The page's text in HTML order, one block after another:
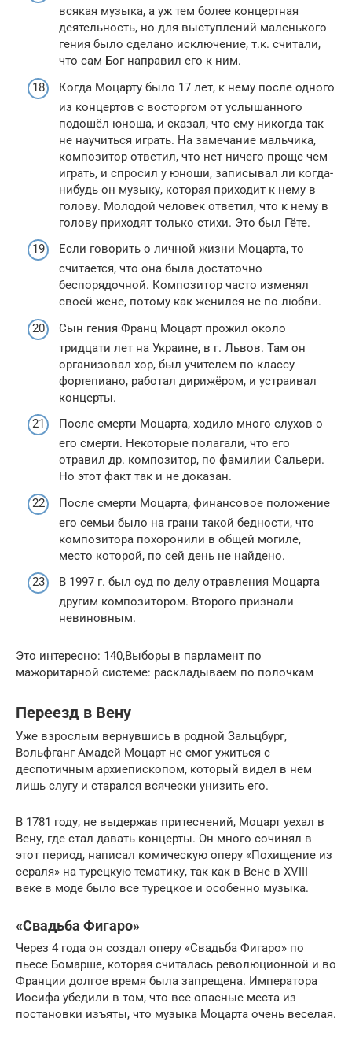
всякая музыка, а уж тем более концертная
деятельность, но для выступлений маленького
гения было сделано исключение, т.к. считали,
что сам Бог направил его к ним.
Когда Моцарту было 17 лет, к нему после одного
из концертов с восторгом от услышанного
подошёл юноша, и сказал, что ему никогда так
не научиться играть. На замечание мальчика,
композитор ответил, что нет ничего проще чем
играть, и спросил у юноши, записывал ли когда-
нибудь он музыку, которая приходит к нему в
голову. Молодой человек ответил, что к нему в
голову приходят только стихи. Это был Гёте.
Если говорить о личной жизни Моцарта, то
считается, что она была достаточно
беспорядочной. Композитор часто изменял
своей жене, потому как женился не по любви.
Сын гения Франц Моцарт прожил около
тридцати лет на Украине, в г. Львов. Там он
организовал хор, был учителем по классу
фортепиано, работал дирижёром, и устраивал
концерты.
После смерти Моцарта, ходило много слухов о
его смерти. Некоторые полагали, что его
отравил др. композитор, по фамилии Сальери.
Но этот факт так и не доказан.
После смерти Моцарта, финансовое положение
его семьи было на грани такой бедности, что
композитора похоронили в общей могиле,
место которой, по сей день не найдено.
В 1997 г. был суд по делу отравления Моцарта
другим композитором. Второго признали
невиновным.
Это интересно: 140,Выборы в парламент по
мажоритарной системе: раскладываем по полочкам
Переезд в Вену
Уже взрослым вернувшись в родной Зальцбург,
Вольфганг Амадей Моцарт не смог ужиться с
деспотичным архиепископом, который видел в нем
лишь слугу и старался всячески унизить его.
В 1781 году, не выдержав притеснений, Моцарт уехал в
Вену, где стал давать концерты. Он много сочинял в
этот период, написал комическую оперу «Похищение из
сераля» на турецкую тематику, так как в Вене в XVIII
веке в моде было все турецкое и особенно музыка.
«Свадьба Фигаро»
Через 4 года он создал оперу «Свадьба Фигаро» по
пьесе Бомарше, которая считалась революционной и во
Франции долгое время была запрещена. Императора
Иосифа убедили в том, что все опасные места из
постановки изъяты, что музыка Моцарта очень веселая.